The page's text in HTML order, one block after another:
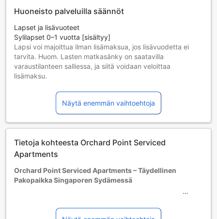
Huoneisto palveluilla säännöt
Lapset ja lisävuoteet
Sylilapset 0–1 vuotta [sisältyy]
Lapsi voi majoittua ilman lisämaksua, jos lisävuodetta ei
tarvita. Huom. Lasten matkasänky on saatavilla
varaustilanteen salliessa, ja siitä voidaan veloittaa
lisämaksu.
Lapsi majoittuu ilmaiseksi, jos nukkuu jo olemassa olevilla
vuoteilla. Huomaa: jos tarvitset pinnasängyn, siitä voidaan
veloittaa erikseen.
Yli 8-vuotiaat vieraat katsotaan aikuisiksi.
tarkista kunkin huoneen kohdalta huonekoko lisätietoa
saadaksesi.
ehdot saattavat päteä.
Näytä enemmän vaihtoehtoja
Tietoja kohteesta Orchard Point Serviced
Apartments
Orchard Point Serviced Apartments – Täydellinen
Pakopaikka Singaporen Sydämessä
ainutlaatuisen mahdollisuuden nauttia Singaporen